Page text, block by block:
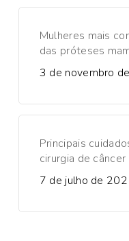
Mulheres mais
das próteses
3 de novembro
Principais
cirurgia de câncer
7 de julho de